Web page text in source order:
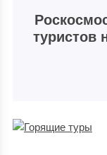
туристов